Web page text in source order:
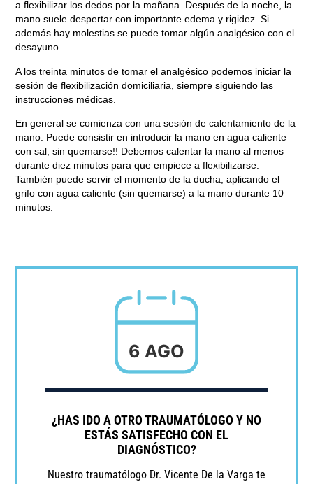
a flexibilizar los dedos por la mañana. Después de la noche, la
mano suele despertar con importante edema y rigidez. Si
además hay molestias se puede tomar algún analgésico con el
desayuno.
A los treinta minutos de tomar el analgésico podemos iniciar la
sesión de flexibilización domiciliaria, siempre siguiendo las
instrucciones médicas.
En general se comienza con una sesión de calentamiento de la
mano. Puede consistir en introducir la mano en agua caliente
con sal, sin quemarse!! Debemos calentar la mano al menos
durante diez minutos para que empiece a flexibilizarse.
También puede servir el momento de la ducha, aplicando el
grifo con agua caliente (sin quemarse) a la mano durante 10
minutos.
6 AGO
¿HAS IDO A OTRO TRAUMATÓLOGO Y NO
ESTÁS SATISFECHO CON EL
DIAGNÓSTICO?
Nuestro traumatólogo Dr. Vicente De la Varga te